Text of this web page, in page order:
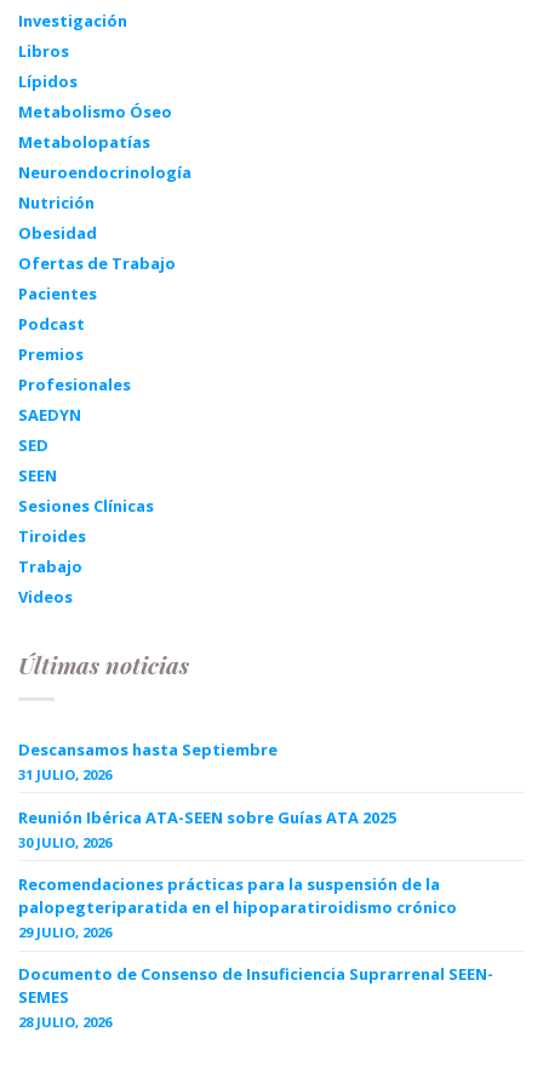
Investigación
Libros
Lípidos
Metabolismo Óseo
Metabolopatías
Neuroendocrinología
Nutrición
Obesidad
Ofertas de Trabajo
Pacientes
Podcast
Premios
Profesionales
SAEDYN
SED
SEEN
Sesiones Clínicas
Tiroides
Trabajo
Videos
Últimas noticias
Descansamos hasta Septiembre
31 JULIO, 2026
Reunión Ibérica ATA-SEEN sobre Guías ATA 2025
30 JULIO, 2026
Recomendaciones prácticas para la suspensión de la
palopegteriparatida en el hipoparatiroidismo crónico
29 JULIO, 2026
Documento de Consenso de Insuficiencia Suprarrenal SEEN-
SEMES
28 JULIO, 2026